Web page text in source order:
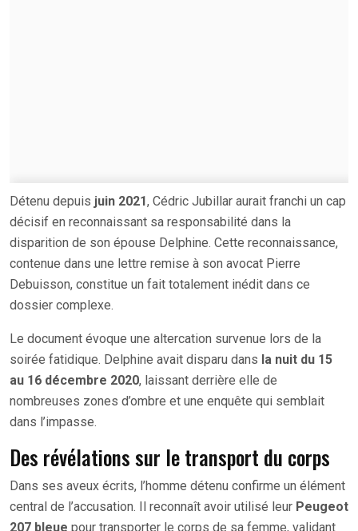
Détenu depuis juin 2021, Cédric Jubillar aurait franchi un cap
décisif en reconnaissant sa responsabilité dans la
disparition de son épouse Delphine. Cette reconnaissance,
contenue dans une lettre remise à son avocat Pierre
Debuisson, constitue un fait totalement inédit dans ce
dossier complexe.
Le document évoque une altercation survenue lors de la
soirée fatidique. Delphine avait disparu dans la nuit du 15
au 16 décembre 2020, laissant derrière elle de
nombreuses zones d’ombre et une enquête qui semblait
dans l’impasse.
Des révélations sur le transport du corps
Dans ses aveux écrits, l’homme détenu confirme un élément
central de l’accusation. Il reconnaît avoir utilisé leur Peugeot
207 bleue pour transporter le corps de sa femme, validant